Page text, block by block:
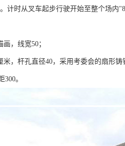
计时从叉车起步行驶开始至整个场
，线宽50；
米，杆孔直径40，采用考委会的扇形
。